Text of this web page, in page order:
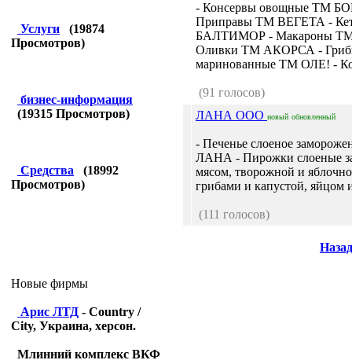
Услуги (19874
Просмотров)
бизнес-информация
(19315 Просмотров)
Средства (18992
Просмотров)
Новые фирмы
Арис ЛТД - Country /
City, Украина, херсон.
Млинний комплекс ВКФ
- Консервы овощные ТМ
Приправы ТМ ВЕГЕТА -
БАЛТИМОР - Макароны
Оливки ТМ АКОРСА -
маринованные ТМ ОЛЕ! -
(91 голосов)
ЛАНА ООО новый обновленный
- Печенье слоеное
ЛАНА - Пирожки слоеные
мясом, творожной и
грибами и капустой, яйцом
(111 голосов)
Назад